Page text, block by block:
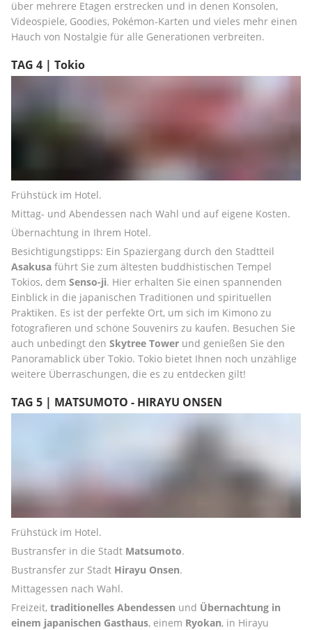
über mehrere Etagen erstrecken und in denen Konsolen,
Videospiele, Goodies, Pokémon-Karten und vieles mehr einen
Hauch von Nostalgie für alle Generationen verbreiten.
TAG 4 | Tokio
Frühstück im Hotel.
Mittag- und Abendessen nach Wahl und auf eigene Kosten.
Übernachtung in Ihrem Hotel.
Asakusa führt Sie zum ältesten buddhistischen Tempel
Tokios, dem Senso-ji. Hier erhalten Sie einen spannenden
Einblick in die japanischen Traditionen und spirituellen
Praktiken. Es ist der perfekte Ort, um sich im Kimono zu
fotografieren und schöne Souvenirs zu kaufen. Besuchen Sie
auch unbedingt den Skytree Tower und genießen Sie den
Panoramablick über Tokio. Tokio bietet Ihnen noch unzählige
weitere Überraschungen, die es zu entdecken gilt!
TAG 5 | MATSUMOTO - HIRAYU ONSEN
Frühstück im Hotel.
Bustransfer in die Stadt Matsumoto.
Bustransfer zur Stadt Hirayu Onsen.
Mittagessen nach Wahl.
Freizeit, traditionelles Abendessen und Übernachtung in
einem japanischen Gasthaus, einem Ryokan, in Hirayu